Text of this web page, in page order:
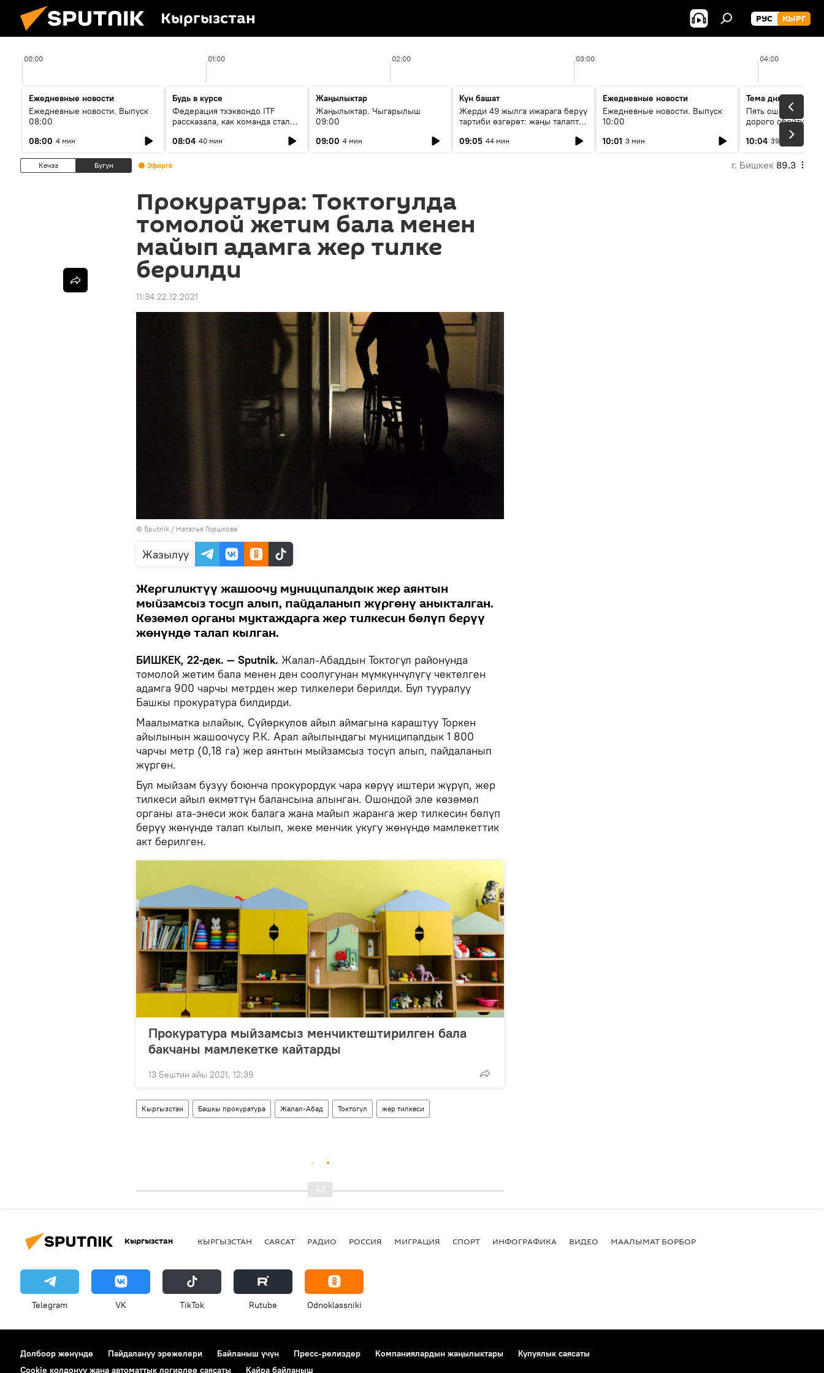
Кыргызстан РУС КЫРГ
00:00 01:00 02:00 03:00 04:00
Ежедневные новости
Ежедневные новости. Выпуск
08:00
08:00 4 мин
Будь в курсе
Федерация тхэквондо ITF
рассказала, как команда стала
08:04 40 мин
Жаңылыктар
Жаңылыктар. Чыгарылыш
09:00
09:00 4 мин
Күн башат
Жерди 49 жылга ижарага берүү
тартиби өзгөрөт: жаңы талаптар
09:05 44 мин
Ежедневные новости
Ежедневные новости. Выпуск
10:00
10:01 3 мин
Тема дня
Пять ошибок
дорого обойтись
10:04 39 мин
Кечээ Бүгүн Эфирге г. Бишкек 89.3
Прокуратура: Токтогулда
томолой жетим бала менен
майып адамга жер тилке
берилди
11:34 22.12.2021
© Sputnik / Наталья Горшкова
Жазылуу
Жергиликтүү жашоочу муниципалдык жер аянтын
мыйзамсыз тосуп алып, пайдаланып жүргөнү аныкталган.
Көзөмөл органы муктаждарга жер тилкесин бөлүп берүү
жөнүндө талап кылган.
БИШКЕК, 22-дек. — Sputnik. Жалал-Абаддын Токтогул районунда
томолой жетим бала менен ден соолугунан мүмкүнчүлүгү чектелген
адамга 900 чарчы метрден жер тилкелери берилди. Бул тууралуу
Башкы прокуратура билдирди.
Маалыматка ылайык, Сүйөркулов айыл аймагына караштуу Торкен
айылынын жашоочусу Р.К. Арал айылындагы муниципалдык 1 800
чарчы метр (0,18 га) жер аянтын мыйзамсыз тосуп алып, пайдаланып
жүргөн.
Бул мыйзам бузуу боюнча прокурордук чара көрүү иштери жүрүп, жер
тилкеси айыл өкмөттүн балансына алынган. Ошондой эле көзөмөл
органы ата-энеси жок балага жана майып жаранга жер тилкесин бөлүп
берүү жөнүндө талап кылып, жеке менчик укугу жөнүндө мамлекеттик
акт берилген.
Прокуратура мыйзамсыз менчиктештирилген бала
бакчаны мамлекетке кайтарды
13 Бештин айы 2021, 12:39
Кыргызстан Башкы прокуратура Жалал-Абад Токтогул жер тилкеси
Кыргызстан КЫРГЫЗСТАН САЯСАТ РАДИО РОССИЯ МИГРАЦИЯ СПОРТ ИНФОГРАФИКА ВИДЕО МААЛЫМАТ БОРБОР
Telegram VK ТikТоk Rutube Odnoklassniki
Долбоор жөнүндө Пайдалануу эрежелери Байланыш үчүн Пресс-релиздер Компаниялардын жаңылыктары
Купуялык саясаты
Cookie колдонуу жана автоматтык логирлөө саясаты
Кайра байланыш